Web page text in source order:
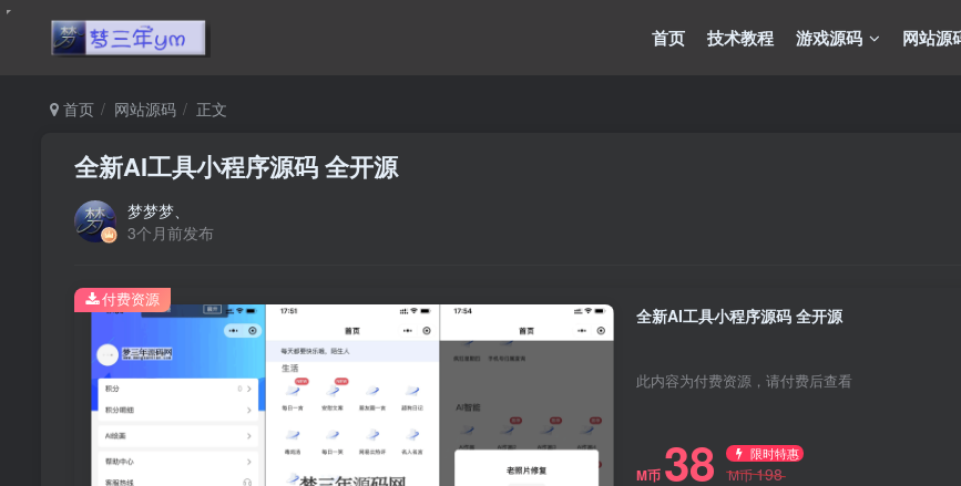
首页 技术教程 游戏源码 网站源
首页 网站源码 正文
全新AI工具小程序源码 全开源
梦梦梦、
3个月前发布
全新AI工具小程序源码 全开源
此内容为付费资源，请付费后查看
M币 38 限时特惠
M币198
付费资源